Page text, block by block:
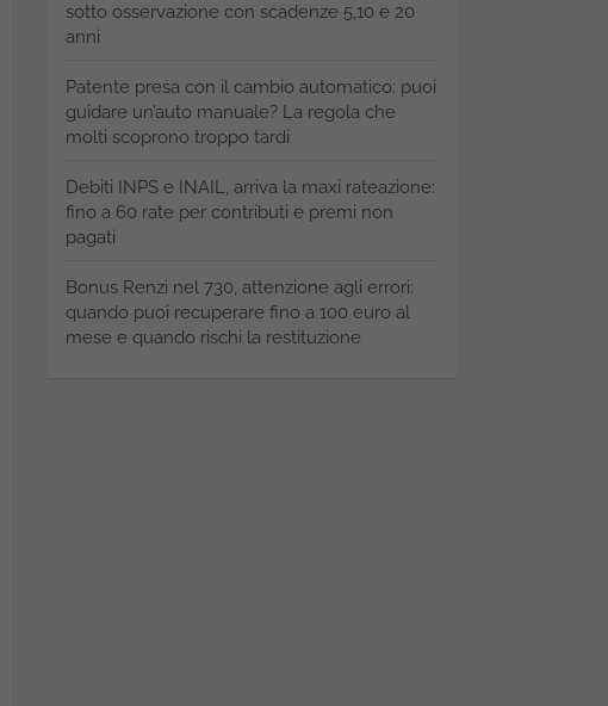
sotto osservazione con scadenze 5,10 e 20
anni
Patente presa con il cambio automatico: puoi
guidare un’auto manuale? La regola che
molti scoprono troppo tardi
Debiti INPS e INAIL, arriva la maxi rateazione:
fino a 60 rate per contributi e premi non
pagati
Bonus Renzi nel 730, attenzione agli errori:
quando puoi recuperare fino a 100 euro al
mese e quando rischi la restituzione